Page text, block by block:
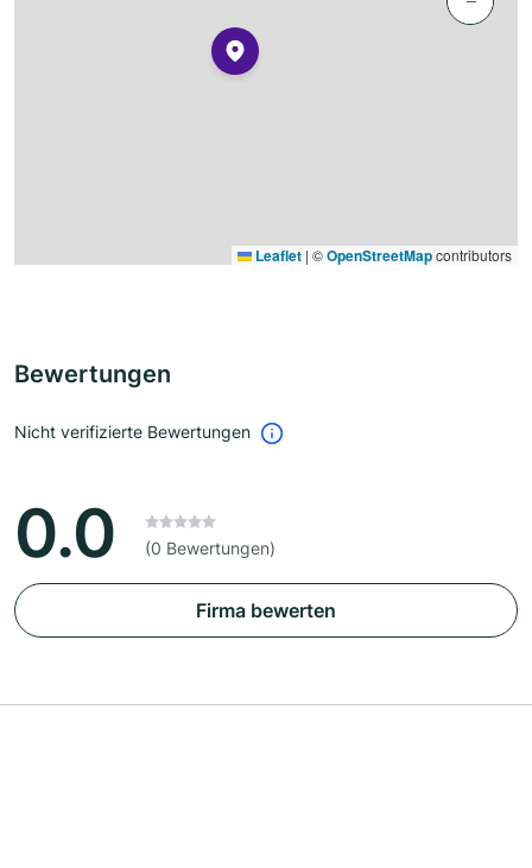
Leaflet | ©OpenStreetMapcontributors
Bewertungen
Nicht verifizierte Bewertungen
0.0 (0 Bewertungen)
Firma bewerten